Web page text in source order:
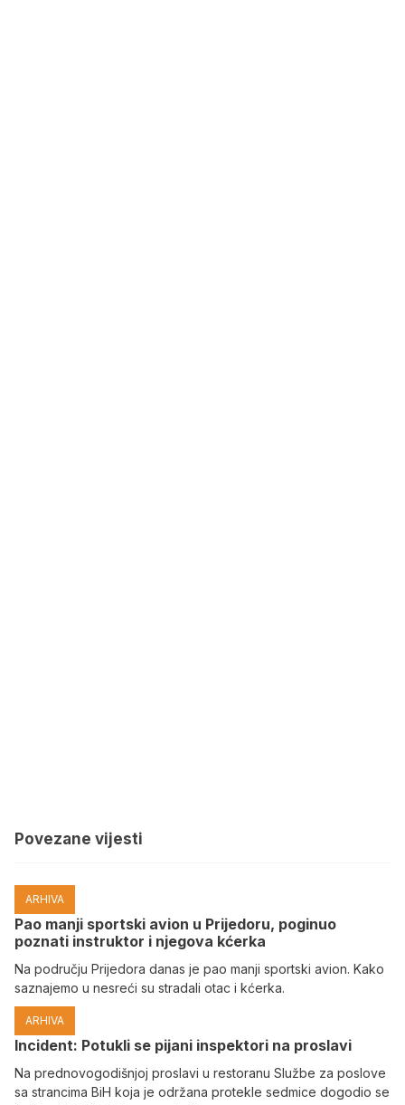
Povezane vijesti
ARHIVA
Pao manji sportski avion u Prijedoru, poginuo
poznati instruktor i njegova kćerka
Na području Prijedora danas je pao manji sportski avion. Kako
saznajemo u nesreći su stradali otac i kćerka.
ARHIVA
Incident: Potukli se pijani inspektori na proslavi
Na prednovogodišnjoj proslavi u restoranu Službe za poslove
sa strancima BiH koja je održana protekle sedmice dogodio se